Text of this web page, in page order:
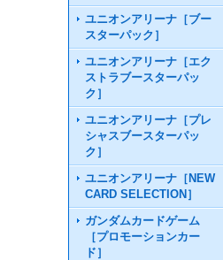
ユニオンアリーナ［ブー
スターパック］
ユニオンアリーナ［エク
ストラブースターパッ
ク］
ユニオンアリーナ［プレ
シャスブースターパッ
ク］
ユニオンアリーナ［NEW
CARD SELECTION］
ガンダムカードゲーム
［プロモーションカー
ド］